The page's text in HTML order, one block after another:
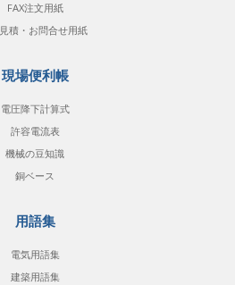
FAX注文用紙
積・お問合せ用紙
現場便利帳
電圧降下計算式
許容電流表
機械の豆知識
銅ベース
用語集
電気用語集
建築用語集